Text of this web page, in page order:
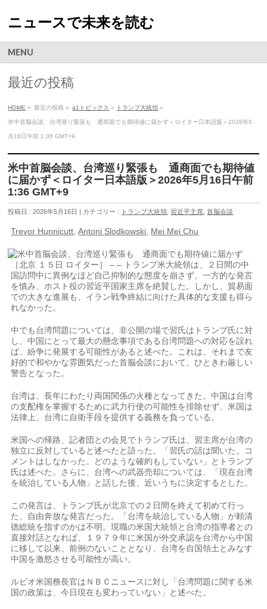
ニュースで未来を読む
MENU
最近の投稿
HOME » 最近の投稿 » a1トピックス » トランプ大統領 »
米中首脳会談、台湾巡り緊張も 通商面でも期待値に届かず＜ロイター日本語版＞2026年5
月16日午前 1:36 GMT+9
米中首脳会談、台湾巡り緊張も 通商面でも期待値
に届かず＜ロイター日本語版＞2026年5月16日午前
1:36 GMT+9
投稿日 : 2026年5月16日 | カテゴリー : トランプ大統領 ,習近平主席 ,首脳会談
Trevor Hunnicutt ,Antoni Slodkowski Mei Mei Chu
［北京 １５日 ロイター］ – – トランプ米大統領は、２日間の中
国訪問中に異例なほど自己抑制的な態度を崩さず、一方的な発言
を慎み、ホスト役の習近平国家主席を絶賛した。しかし、貿易面
での大きな進展も、イラン戦争終結に向けた具体的な支援も得ら
れなかった。
中でも台湾問題については、非公開の場で習氏はトランプ氏に対
し、中国にとって最大の懸念​事項である台湾問題への対応を誤れ
ば、紛争に発展する可能性があると述べた。これは、それまで友
好的で和やかな雰囲気だった首脳会談において、‌ひときわ厳しい
警告となった。
台湾は、長年にわたり両国関係の火種となってきた。中国は台湾
の支配権を掌握するために武力行使の可能性を排除せず、米国は
法律上、台湾に自衛手段を提供する義務を負っている。
米国への帰路、記者団との会見でトランプ氏は、習主席が台湾の
独立に反対していると述べたと語った。「習氏の話は聞いた。コ
メントはしなかった。どのような確約もしていない」とトランプ
氏は述べた。さらに、台湾へ​の武器売却については、「現在台湾
を統治している人物」と話した後、近いうちに決定するとした。
この発言は、トランプ氏が北京での２日間を終えて初めて行っ
た、自由奔放​な発言だった。「台湾を統治している人物」が頼清
徳総統を指すのかは不明。現職の米国大統領と台湾の指導者との
直接対話となれば、１９７９年に米⁠国が外交承認を台湾から中国
に移して以来、前例のないこととなり、台湾を自国領土とみなす
中国を激怒させる可能性が高い。
ルビオ米国務長官はＮＢＣニュースに対し「台湾問題に関する米​
国の政策は、今日現在も変わっていない」と述べた。